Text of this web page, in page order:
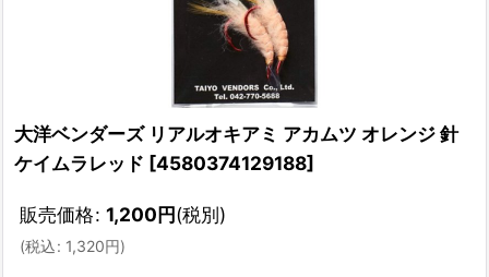
大洋ベンダーズ リアルオキアミ アカムツ オレンジ 針
ケイムラレッド [4580374129188]
販売価格: 1,200円(税別)
(税込: 1,320円)